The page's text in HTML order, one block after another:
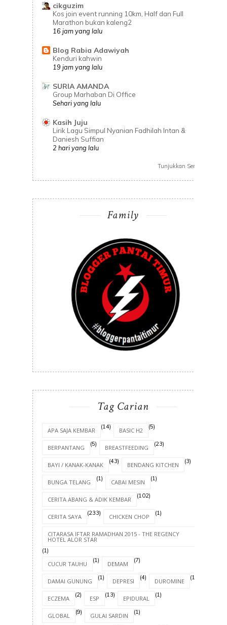
cikguzim
Kos join event running 10km, Half dan Full
Marathon bukan kaleng2
16 jam yang lalu
Blog Rabia Adawiyah
Kenduri kahwin
19 jam yang lalu
SURIA AMANDA
Group Marhaban Di Office
Sehari yang lalu
Kasih Juju
Lirik Lagu Simpul Nyanian Fadhilah Intan &
Daniesh Suffian
2 hari yang lalu
Tunjukkan Semua
Family
Tag Carian
APA SAJA KEMBAR (14) BASIC H2 (5)
BERPANTANG (5) BREASTFEEDING (23)
BAYI / KANAK-KANAK (43) BENDANG KITCHEN (3)
BUNGA TELANG (1) CABAI MESIN (1)
CERITA ABANG & ADIK KEMBAR (102)
CERITA SAYA (233) CHICKEN CHOP (1)
CITARASA IFTAR RAMADHAN 2015 - THE REGENCY
HOTEL ALOR STAR
(1)
CUCUR TAUHU (1) DEMAM (7)
DAMAI GUNUNG (1) DEPRESI (4) DUROMINE (1)
ECZEMA (2) ESP (13) EPIDURAL (1)
GLOBAL (9) GULAI SARDIN (1)